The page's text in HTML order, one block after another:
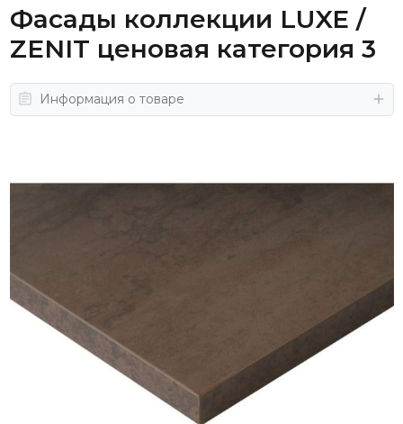
Фасады коллекции LUXE /
ZENIT ценовая категория 3
Информация о товаре